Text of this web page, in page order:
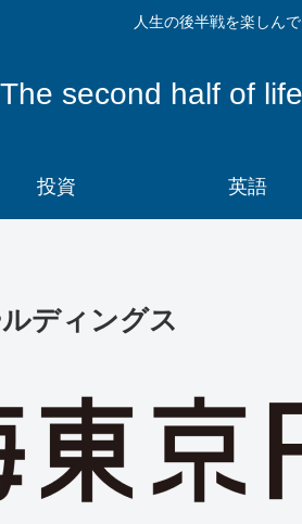
人生の後半戦を楽しんで
The second half of
投資 英語
ディングス